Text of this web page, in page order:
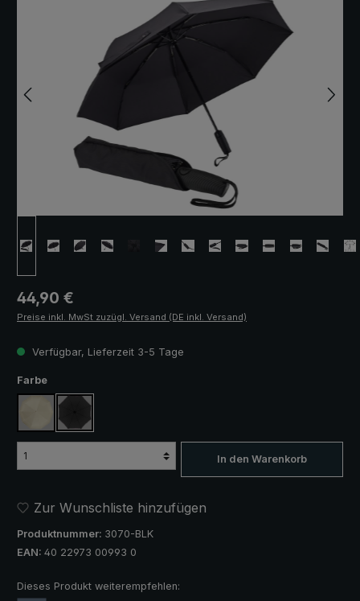
Regulärer Preis:
44,90 €
Preise inkl. MwSt zuzügl. Versand (DE inkl. Versand)
Verfügbar, Lieferzeit 3-5 Tage
Farbeauswählen
creme schwarz
In den Warenkorb
Zur Wunschliste hinzufügen
Produktnummer: 3070-BLK
EAN: 40 22973 00993 0
Dieses Produkt weiterempfehlen: